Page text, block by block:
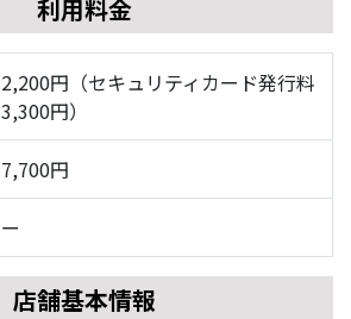
利用料金
2,200円（セキュリティカード発行料
3,300円）
7,700円
ー
店舗基本情報